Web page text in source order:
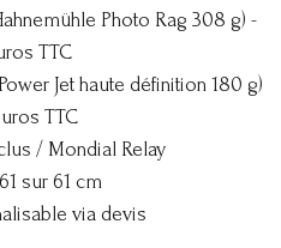
Photo Rag 308 g) -
TTC
Jet haute définition 180 g)
TTC
/ Mondial Relay
sur 61 cm
via devis